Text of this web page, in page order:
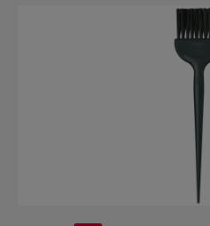
Bildergalerie überspringen